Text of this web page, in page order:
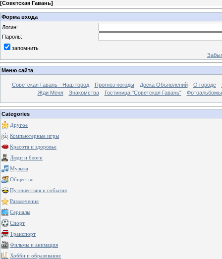
[Советская Гавань]
Форма входа
Логин:
Пароль:
запомнить
Меню сайта
Советская Гавань - Наш город Прогноз погоды Доска Объявлений О городе
Жди Меня
Знакомства Гостиница "Советская Гавань" Фотоальбомы
Categories
Другое
Компьютерные игры
Красота и здоровье
Люди и блоги
Музыка
Общество
Путешествия и события
Развлечения
Сериалы
Спорт
Транспорт
Фильмы и анимация
Хобби и образование